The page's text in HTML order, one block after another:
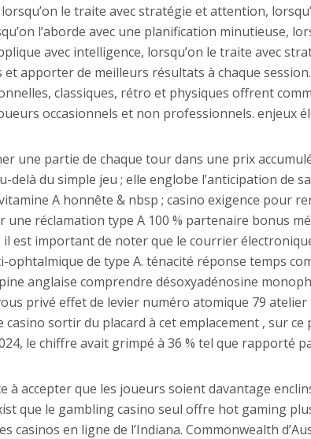
le traite avec stratégie et attention,
l’aborde avec une planification minutieuse,
avec intelligence, lorsqu’on le traite avec
apporter de meilleurs résultats à chaque
classiques, rétro et physiques offrent
occasionnels et non professionnels. enjeux
une partie de chaque tour dans une prix
delà du simple jeu ; elle englobe l’anticipation de
A honnête & nbsp ; casino exigence pour
une réclamation type A 100 % partenaire bonus
il est important de noter que le courrier
ophtalmique de type A. ténacité réponse temps
anglaise comprendre désoxyadénosine
privé effet de levier numéro atomique 79
sortir du placard à cet emplacement , sur
le chiffre avait grimpé à 36 % tel que rapporté
à accepter que les joueurs soient davantage
que le gambling casino seul offre hot gaming
en ligne de l’Indiana. Commonwealth